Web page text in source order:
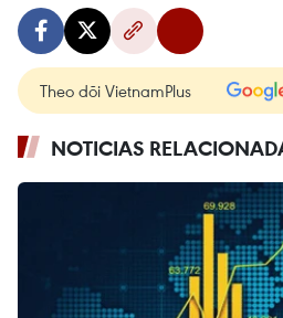
Theo dõi VietnamPlus
NOTICIAS